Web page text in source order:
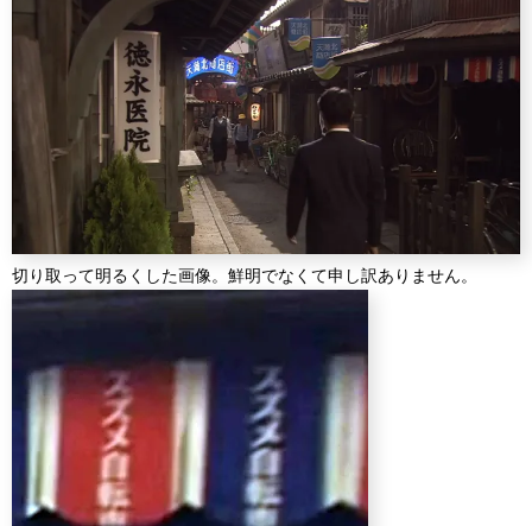
切り取って明るくした画像。鮮明でなくて申し訳ありません。